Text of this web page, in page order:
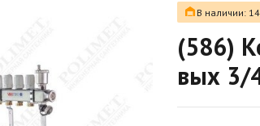
В наличии:
(586)
вых 3/